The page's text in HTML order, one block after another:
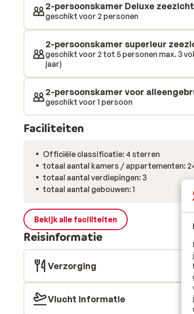
2-persoonskamer Deluxe
geschikt voor 2 personen
2-persoonskamer superieur
geschikt voor 2 tot 5 personen max. 3
jaar)
2-persoonskamer voor
geschikt voor 1 persoon
Faciliteiten
Officiële classificatie: 4 sterren
totaal aantal kamers / appartementen:
totaal aantal verdiepingen: 3
totaal aantal gebouwen: 1
Bekijk alle faciliteiten
Reisinformatie
Verzorging
Vlucht informatie